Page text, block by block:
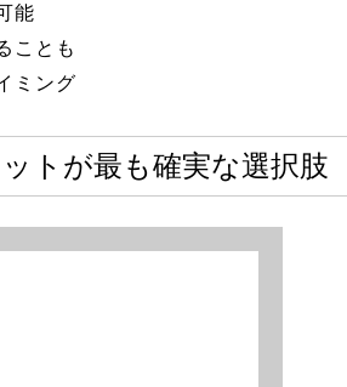
能
ことも
ミング
トが最も確実な選択肢